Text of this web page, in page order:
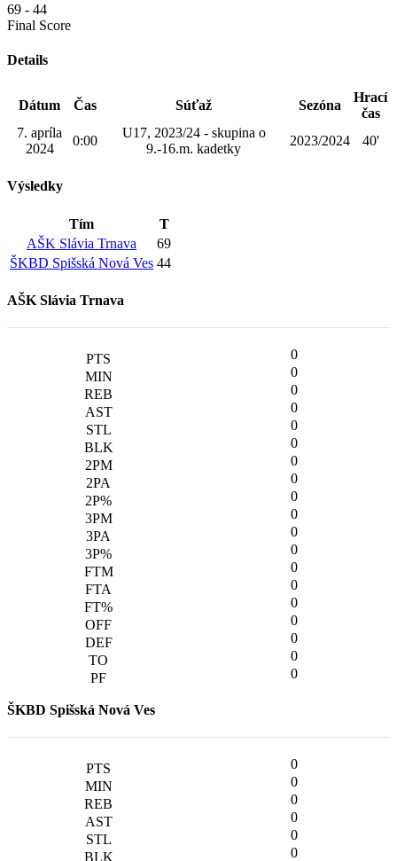
69 - 44
Final Score
Details
Dátum Čas Súťaž Sezóna
Hrací
čas
7. apríla
2024
0:00
U17, 2023/24 - skupina o
9.-16.m. kadetky
2023/2024 40'
Výsledky
Tím
T
AŠK Slávia Trnava
69
ŠKBD Spišská Nová Ves 44
AŠK Slávia Trnava
0
0
0
0
0
0
0
0
0
0
0
0
0
0
0
0
0
0
0
ŠKBD Spišská Nová Ves
0
0
0
0
0
0